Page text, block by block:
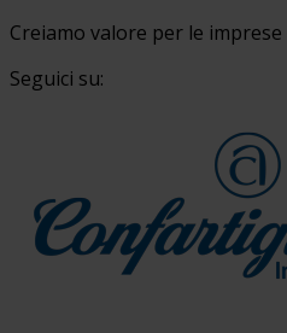
Creiamo valore per le
Seguici su: